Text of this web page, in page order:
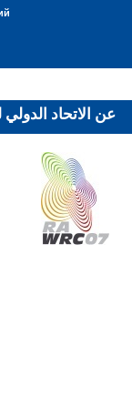
عن الاتحاد الدولي